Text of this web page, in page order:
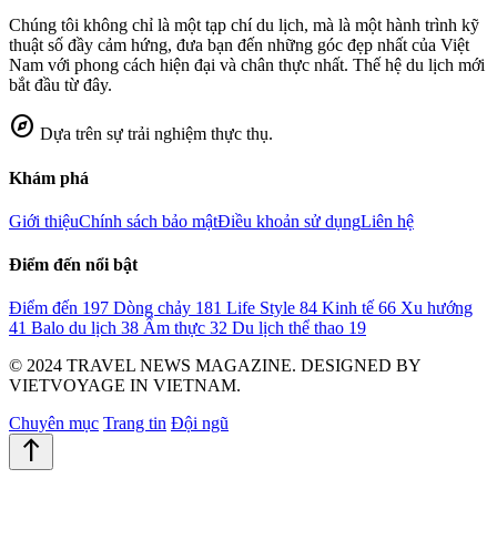
Chúng tôi không chỉ là một tạp chí du lịch, mà là một hành trình kỹ
thuật số đầy cảm hứng, đưa bạn đến những góc đẹp nhất của Việt
Nam với phong cách hiện đại và chân thực nhất. Thế hệ du lịch mới
bắt đầu từ đây.
explore Dựa trên sự trải nghiệm thực thụ.
Khám phá
Giới thiệuChính sách bảo mậtĐiều khoản sử dụngLiên hệ
Điểm đến nổi bật
Điểm đến 197 Dòng chảy 181 Life Style 84 Kinh tế 66 Xu hướng
41 Balo du lịch 38 Ẩm thực 32 Du lịch thể thao 19
© 2024 TRAVEL NEWS MAGAZINE. DESIGNED BY
VIETVOYAGE IN VIETNAM.
Chuyên mục Trang tin Đội ngũ
north